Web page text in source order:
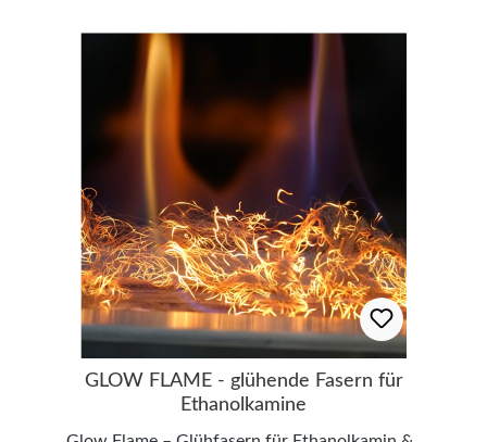
GLOW FLAME - glühende Fasern für
Ethanolkamine